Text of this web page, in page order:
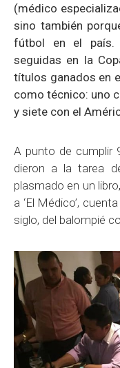
(médico
sino también
fútbol en el país.
seguidas en la
títulos ganados en
como técnico: uno
y siete con el
A punto de cumplir
dieron a la tarea
plasmado en un
a ‘El Médico’,
siglo, del balompié